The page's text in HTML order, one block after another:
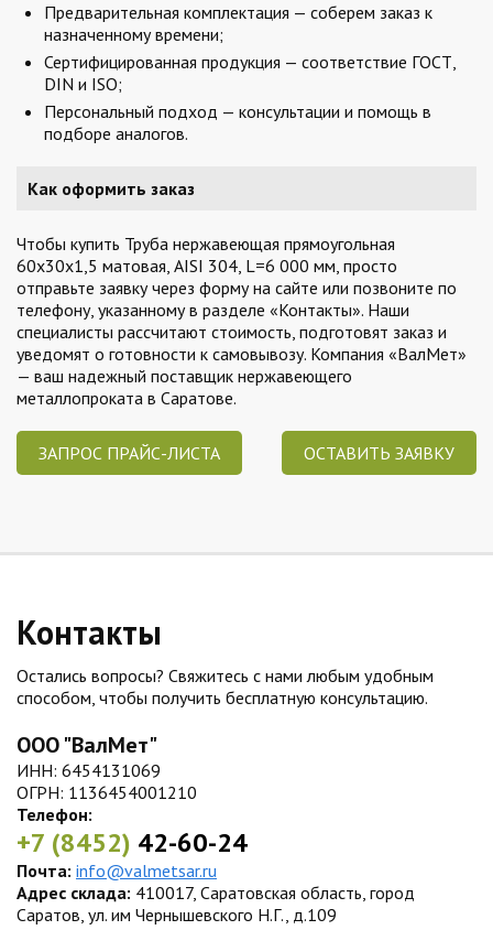
Предварительная комплектация — соберем заказ к
назначенному времени;
Сертифицированная продукция — соответствие ГОСТ,
DIN и ISO;
Персональный подход — консультации и помощь в
подборе аналогов.
Как оформить заказ
Чтобы купить Труба нержавеющая прямоугольная
60х30х1,5 матовая, AISI 304, L=6 000 мм, просто
отправьте заявку через форму на сайте или позвоните по
телефону, указанному в разделе «Контакты». Наши
специалисты рассчитают стоимость, подготовят заказ и
уведомят о готовности к самовывозу. Компания «ВалМет»
— ваш надежный поставщик нержавеющего
металлопроката в Саратове.
ЗАПРОС ПРАЙС-ЛИСТА ОСТАВИТЬ ЗАЯВКУ
Контакты
Остались вопросы? Свяжитесь с нами любым удобным
способом, чтобы получить бесплатную консультацию.
ООО "ВалМет"
ИНН: 6454131069
ОГРН: 1136454001210
Телефон:
+7 (8452) 42-60-24
Почта: info@valmetsar.ru
Адрес склада: 410017, Саратовская область, город
Саратов, ул. им Чернышевского Н.Г., д.109